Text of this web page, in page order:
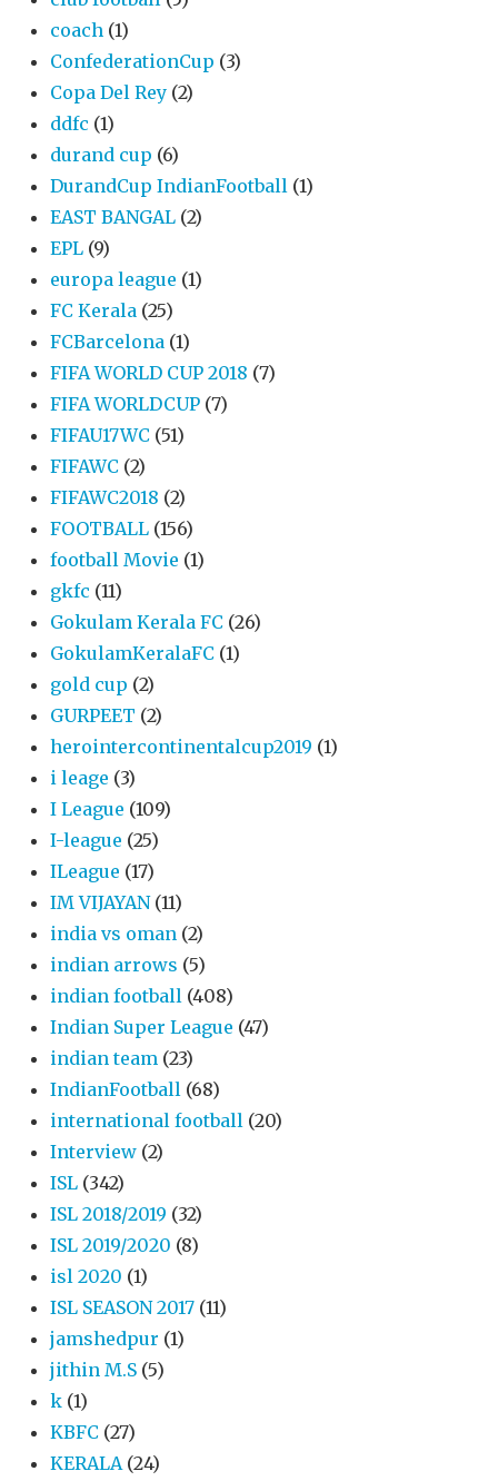
coach (1)
ConfederationCup (3)
Copa Del Rey (2)
ddfc (1)
durand cup (6)
DurandCup IndianFootball (1)
EAST BANGAL (2)
EPL (9)
europa league (1)
FC Kerala (25)
FCBarcelona (1)
FIFA WORLD CUP 2018 (7)
FIFA WORLDCUP (7)
FIFAU17WC (51)
FIFAWC (2)
FIFAWC2018 (2)
FOOTBALL (156)
football Movie (1)
gkfc (11)
Gokulam Kerala FC (26)
GokulamKeralaFC (1)
gold cup (2)
GURPEET (2)
herointercontinentalcup2019 (1)
i leage (3)
I League (109)
I-league (25)
ILeague (17)
IM VIJAYAN (11)
india vs oman (2)
indian arrows (5)
indian football (408)
Indian Super League (47)
indian team (23)
IndianFootball (68)
international football (20)
Interview (2)
ISL (342)
ISL 2018/2019 (32)
ISL 2019/2020 (8)
isl 2020 (1)
ISL SEASON 2017 (11)
jamshedpur (1)
jithin M.S (5)
k (1)
KBFC (27)
KERALA (24)